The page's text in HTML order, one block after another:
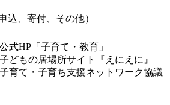
込、寄付、その他）
式HP「子育て・教育」
どもの居場所サイト『えにえに』
育て・子育ち支援ネットワーク協議